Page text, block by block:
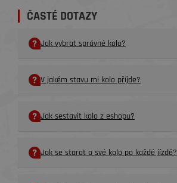
ČASTÉ DOTAZY
Jak vybrat správné kolo?
V jakém stavu mi kolo příjde?
Jak sestavit kolo z eshopu?
Jak se starat o své kolo po každé jízdě?